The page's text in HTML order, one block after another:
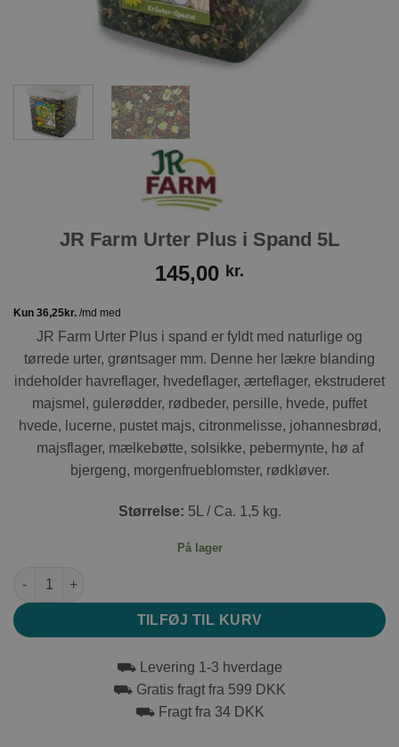
JR Farm Urter Plus i Spand 5L
145,00 kr.
JR Farm Urter Plus i spand er fyldt med naturlige og
tørrede urter, grøntsager mm. Denne her lækre blanding
indeholder havreflager, hvedeflager, ærteflager, ekstruderet
majsmel, gulerødder, rødbeder, persille, hvede, puffet
hvede, lucerne, pustet majs, citronmelisse, johannesbrød,
majsflager, mælkebøtte, solsikke, pebermynte, hø af
bjergeng, morgenfrueblomster, rødkløver.
Størrelse: 5L / Ca. 1,5 kg.
På lager
JR Farm Urter Plus i Spand 5L antal
TILFØJ TIL KURV
⛟ Levering 1-3 hverdage
⛟ Gratis fragt fra 599 DKK
⛟ Fragt fra 34 DKK